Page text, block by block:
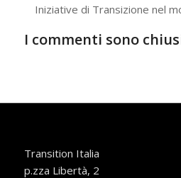
Iniziative di Transizione nel
I commenti sono
Transition Italia
p.zza Libertà, 2